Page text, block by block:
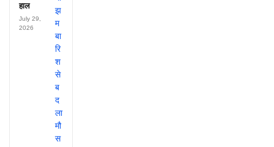
हाल
July 29,
2026